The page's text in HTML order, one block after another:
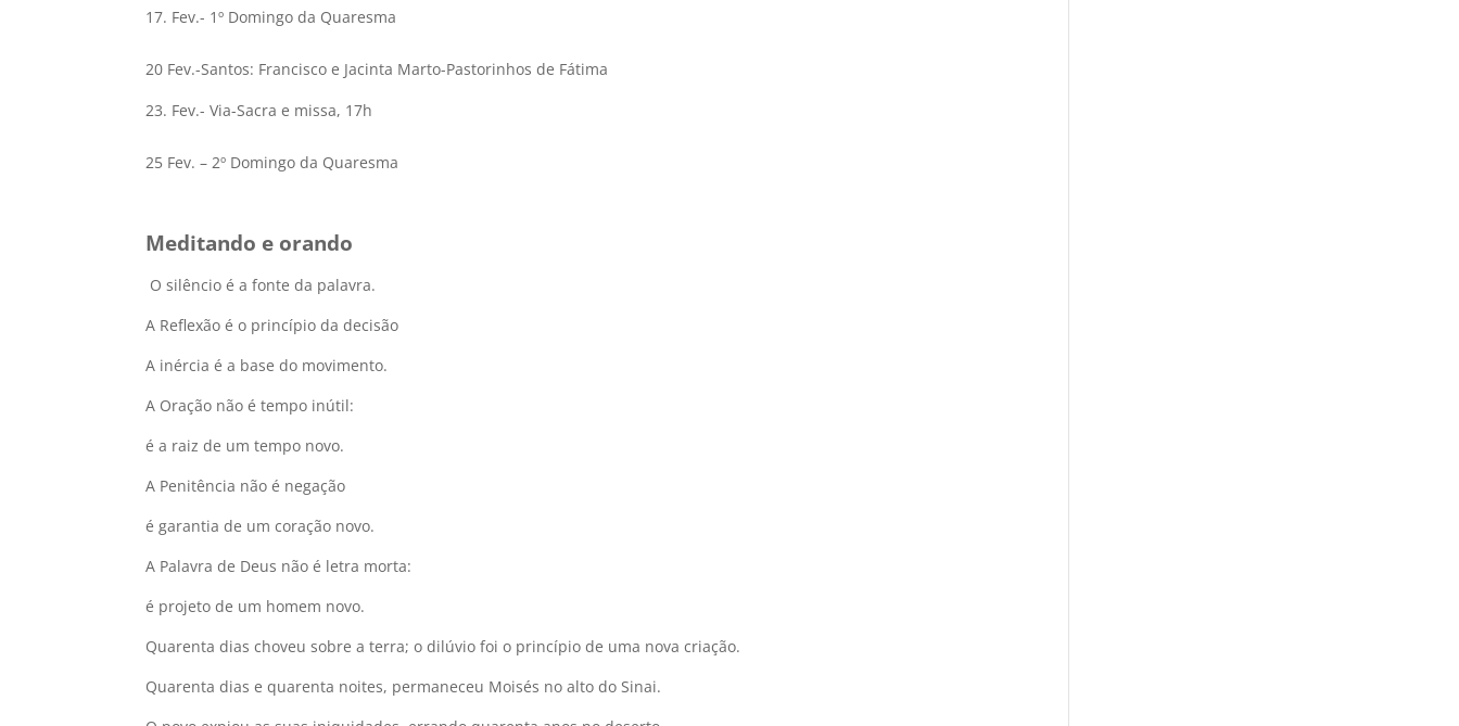
Fev.- 1º Domingo da Quaresma
20 Fev.-Santos: Francisco e Jacinta Marto-Pastorinhos de Fátima
Fev.- Via-Sacra e missa, 17h
25 Fev. – 2º Domingo da Quaresma
Meditando e orando
O silêncio é a fonte da palavra.
A Reflexão é o princípio da decisão
A inércia é a base do movimento.
A Oração não é tempo inútil:
é a raiz de um tempo novo.
A Penitência não é negação
é garantia de um coração novo.
A Palavra de Deus não é letra morta:
é projeto de um homem novo.
Quarenta dias choveu sobre a terra; o dilúvio foi o princípio de uma nova criação.
Quarenta dias e quarenta noites, permaneceu Moisés no alto do Sinai.